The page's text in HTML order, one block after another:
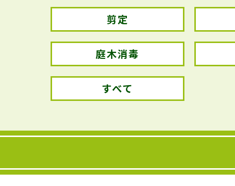
剪定
庭木消毒
すべて